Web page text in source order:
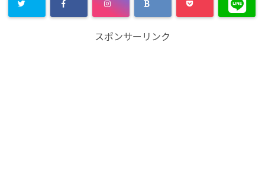
スポンサーリンク